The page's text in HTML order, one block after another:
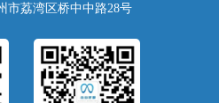
市荔湾区桥中中路28号